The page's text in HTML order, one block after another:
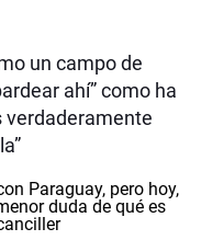
un campo de
ahí” como ha
verdaderamente